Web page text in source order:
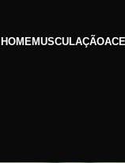
HOMEMUSCULAÇÃO